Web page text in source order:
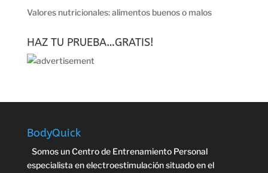
Valores nutricionales: alimentos buenos o malos
HAZ TU PRUEBA…GRATIS!
BodyQuick
Somos un Centro de Entrenamiento Personal
especialista en electroestimulación situado en el